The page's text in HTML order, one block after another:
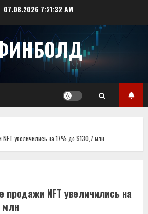
07.08.2026 7:21:32 AM
увеличились на 17% до $130,7 млн
продажи NFT увеличились на
млн